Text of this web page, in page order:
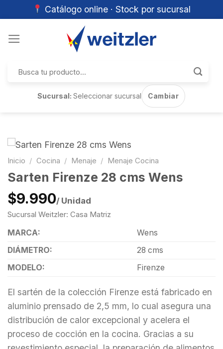
Catálogo online · Stock por sucursal
por:
Sucursal:Seleccionar sucursal Cambiar
Inicio / Cocina / Menaje / Menaje Cocina
Sarten Firenze 28 cms Wens
$9.990/ Unidad
Sucursal Weitzler: Casa Matriz
MARCA:
Wens
DIÁMETRO:
28 cms
MODELO:
Firenze
El sartén de la colección Firenze está fabricado en
aluminio prensado de 2,5 mm, lo cual asegura una
distribución de calor excepcional y acelera el
proceso de cocción en la cocina. Gracias a su